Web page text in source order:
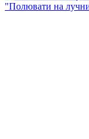
"Полювати на